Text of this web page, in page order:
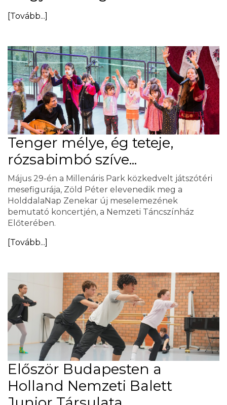
[Tovább...]
Tenger mélye, ég teteje,
rózsabimbó szíve...
Május 29-én a Millenáris Park közkedvelt játszótéri
mesefigurája, Zöld Péter elevenedik meg a
HolddalaNap Zenekar új meselemezének
bemutató koncertjén, a Nemzeti Táncszínház
Előterében.
[Tovább...]
Először Budapesten a
Holland Nemzeti Balett